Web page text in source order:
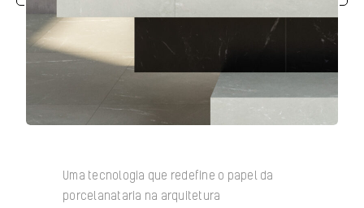
Uma tecnologia que redefine o papel da
porcelanataria na arquitetura